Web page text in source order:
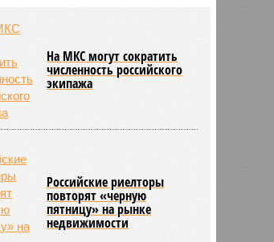
способ снизить риск развития
диабета
На МКС могут сократить
численность российского
экипажа
Российские риелторы
повторят «черную
пятницу» на рынке
недвижимости